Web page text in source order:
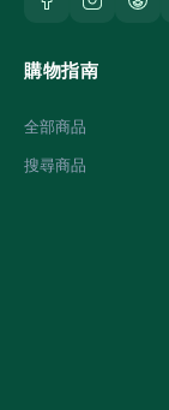
購物指南
全部商品
搜尋商品